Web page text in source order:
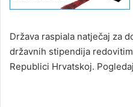
Država raspiala natječaj za
državnih stipendija
Republici Hrvatskoj.